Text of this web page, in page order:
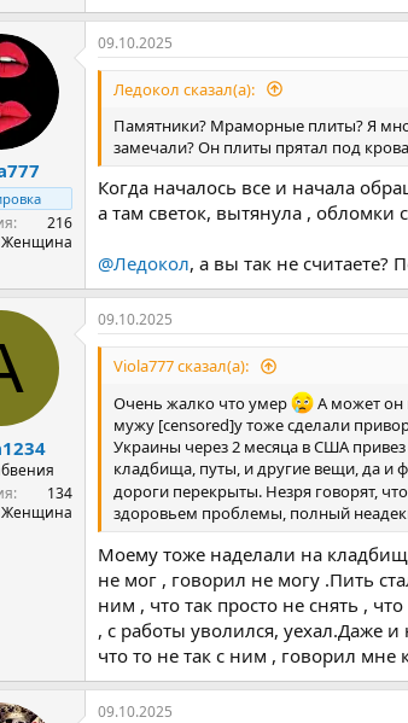
216
Женщина
09.10.2025
Ледокол сказал(а):
Памятники? Мраморные плиты? Я
замечали? Он плиты прятал под
Когда началось все и начала
а там светок, вытянула ,
@Ледокол, а вы так не
134
Женщина
09.10.2025
Viola777 сказал(а):
Очень жалко что умер
А может он
мужу [censored]у тоже сделали
Украины через 2 месяца в США
кладбища, путы, и другие вещи, да и
дороги перекрыты. Незря говорят,
здоровьем проблемы, полный
Моему тоже наделали на
не мог , говорил не могу .Пить
ним , что так просто не снять ,
, с работы уволился, уехал.Даже
что то не так с ним , говорил мне
09.10.2025